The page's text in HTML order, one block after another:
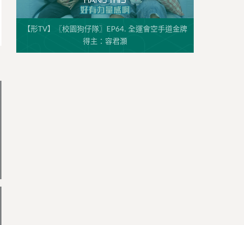
【形TV】〖校園狗仔隊〗EP64. 全運會空手道金牌
得主：容君灝